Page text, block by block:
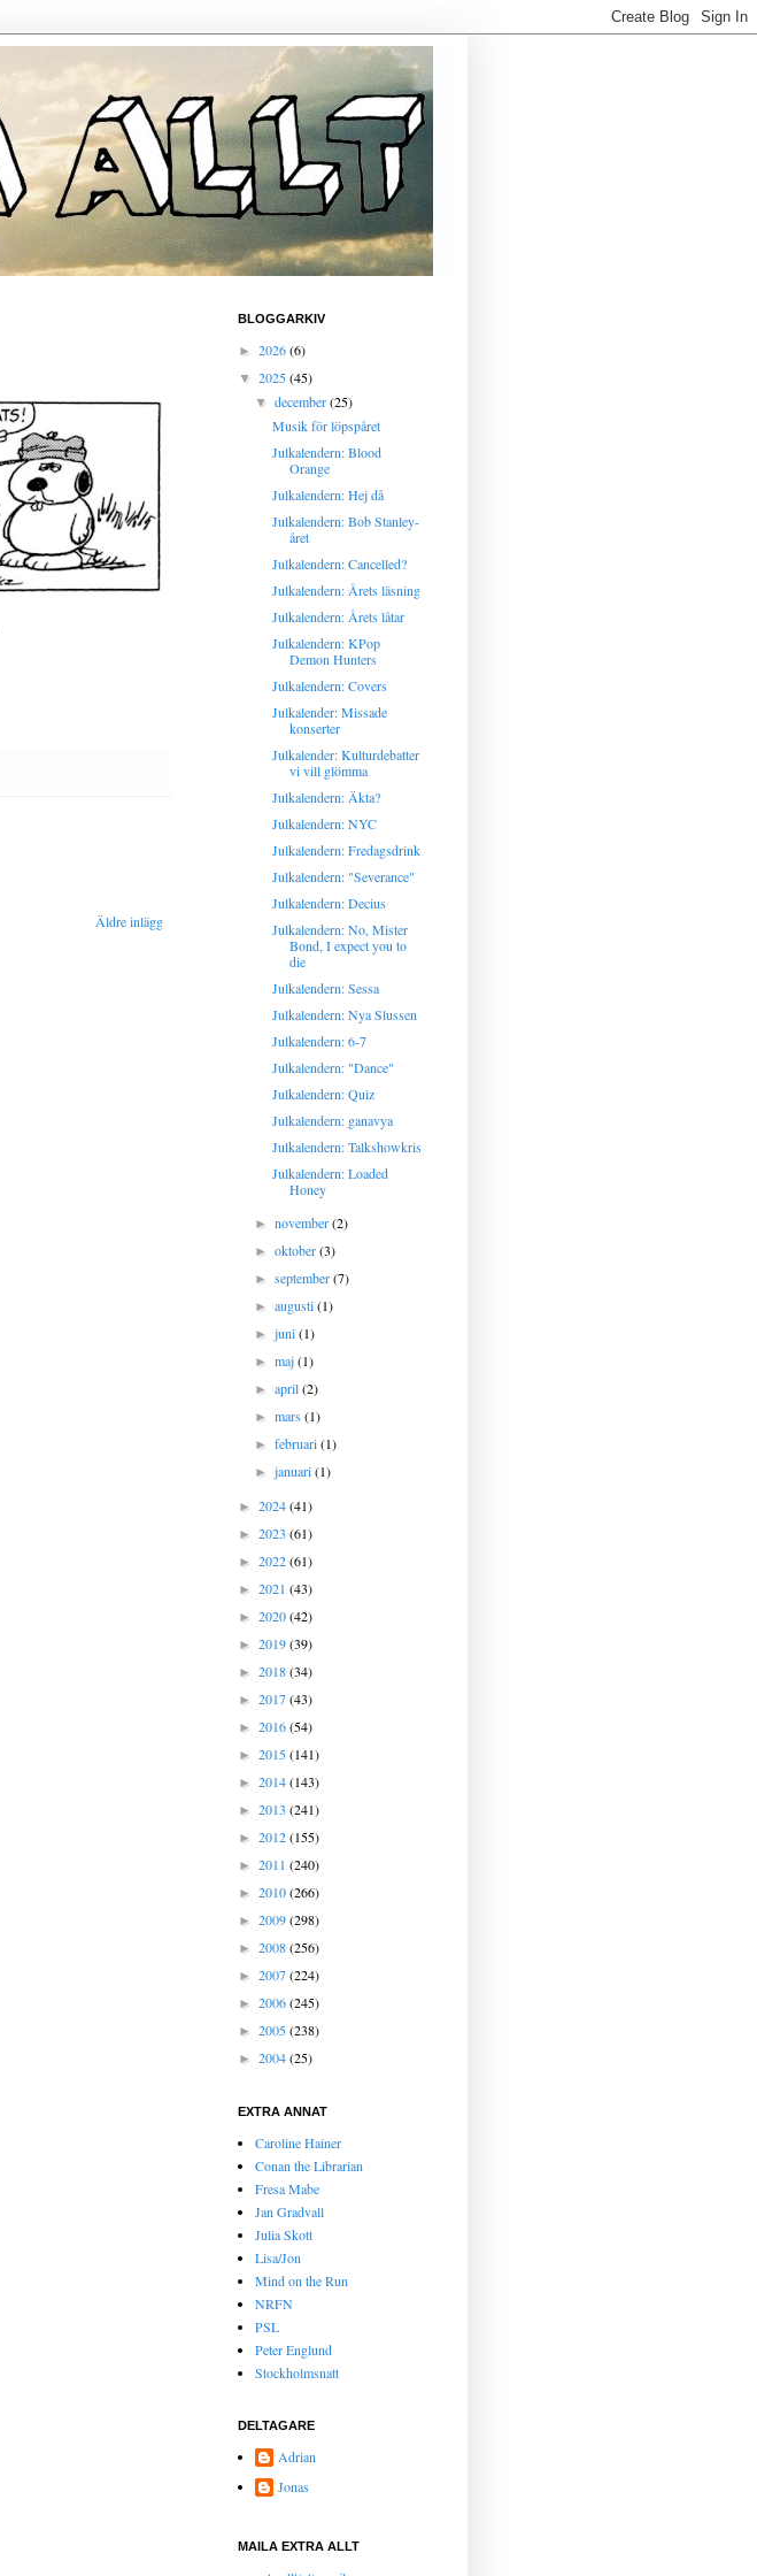
Äldre inlägg
BLOGGARKIV
► 2026(6)
▼ 2025(45)
▼december(25)
Musik för löpspåret
Julkalendern: Blood
Orange
Julkalendern: Hej då
Julkalendern: Bob Stanley-
året
Julkalendern: Cancelled?
Julkalendern: Årets läsning
Julkalendern: Årets låtar
Julkalendern: KPop
Demon Hunters
Julkalendern: Covers
Julkalender: Missade
konserter
Julkalender: Kulturdebatter
vi vill glömma
Julkalendern: Äkta?
Julkalendern: NYC
Julkalendern: Fredagsdrink
Julkalendern: "Severance"
Julkalendern: Decius
Julkalendern: No, Mister
Bond, I expect you to
die
Julkalendern: Sessa
Julkalendern: Nya Slussen
Julkalendern: 6-7
Julkalendern: "Dance"
Julkalendern: Quiz
Julkalendern: ganavya
Julkalendern: Talkshowkris
Julkalendern: Loaded
Honey
►november(2)
►oktober(3)
►september(7)
►augusti(1)
►juni(1)
►maj(1)
►april(2)
►mars(1)
►februari(1)
►januari(1)
► 2024(41)
► 2023 (61)
► 2022(61)
► 2021 (43)
► 2020(42)
► 2019(39)
► 2018(34)
► 2017(43)
► 2016(54)
► 2015(141)
► 2014(143)
► 2013 (241)
► 2012(155)
► 2011 (240)
► 2010(266)
► 2009(298)
► 2008(256)
► 2007(224)
► 2006(245)
► 2005(238)
► 2004(25)
EXTRA ANNAT
Caroline Hainer
Conan the Librarian
Fresa Mabe
Jan Gradvall
Julia Skott
Lisa/Jon
Mind on the Run
NRFN
PSL
Peter Englund
Stockholmsnatt
DELTAGARE
Adrian
Jonas
MAILA EXTRA ALLT